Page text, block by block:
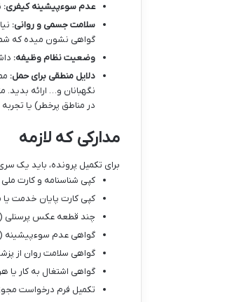
عدم سوءپیشینه کیفری:
سلامت جسمی و روانی:
گواهی نشون میده که
وضعیت نظام وظیفه:
دلایل منطقی برای حمل:
نگهبانان و… ارائه
در مناطق پرخطر) یا
مدارکی که لازمه
برای تکمیل پرونده، باید یک
کپی شناسنامه و کارت
کپی کارت پایان خدمت یا
چند قطعه عکس پرسنلی (معمولاً ۴
گواهی عدم سوءپیشینه (که باید
گواهی سلامت روان از
گواهی اشتغال به کار
تکمیل فرم درخواست